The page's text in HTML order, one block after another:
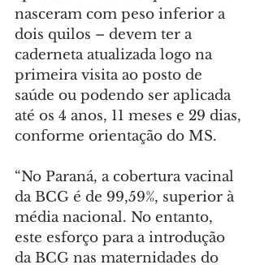
nasceram com peso inferior a
dois quilos – devem ter a
caderneta atualizada logo na
primeira visita ao posto de
saúde ou podendo ser aplicada
até os 4 anos, 11 meses e 29 dias,
conforme orientação do MS.
“No Paraná, a cobertura vacinal
da BCG é de 99,59%, superior à
média nacional. No entanto,
este esforço para a introdução
da BCG nas maternidades do